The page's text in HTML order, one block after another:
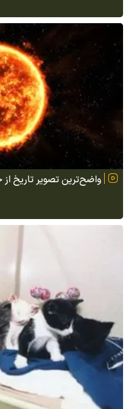
واضح‌ترین تصویر تاریخ